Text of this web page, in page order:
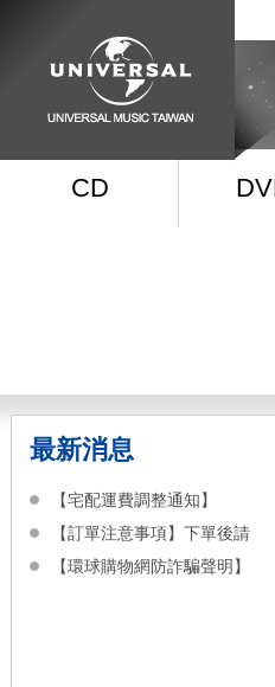
CD
最新消息
【宅配運費調整通知】
【訂單注意事項】下單後請
【環球購物網防詐騙聲明】